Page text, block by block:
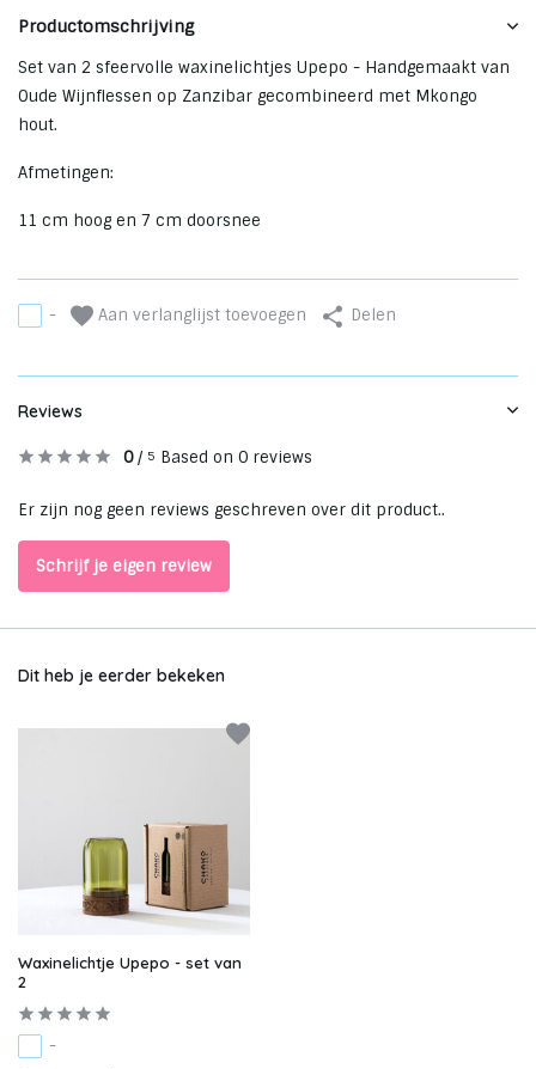
Productomschrijving
Set van 2 sfeervolle waxinelichtjes Upepo - Handgemaakt van
Oude Wijnflessen op Zanzibar gecombineerd met Mkongo
hout.
Afmetingen:
11 cm hoog en 7 cm doorsnee
- Aan verlanglijst toevoegen Delen
Reviews
0/ 5 Based on 0 reviews
Er zijn nog geen reviews geschreven over dit product..
Schrijf je eigen review
Dit heb je eerder bekeken
Waxinelichtje Upepo - set van
2
-